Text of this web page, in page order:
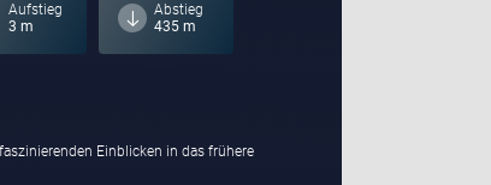
Aufstieg
3 m
Abstieg
435 m